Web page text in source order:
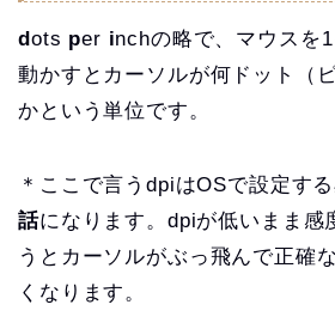
dots per inchの略で、マウスを
動かすとカーソルが何ドット（
かという単位です。
＊ここで言うdpiはOSで設定する
話になります。dpiが低いまま感
うとカーソルがぶっ飛んで正確
くなります。